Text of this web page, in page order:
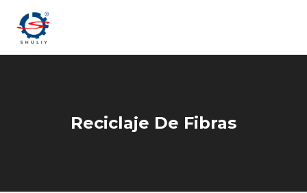
Saltar
Reciclaje De Fibras